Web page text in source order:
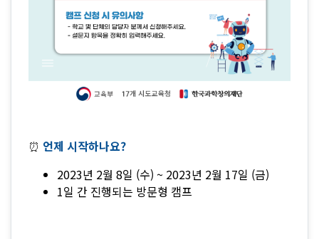
⏰ 언제 시작하나요?
2023년 2월 8일 (수) ~ 2023년 2월 17일 (금)
1일 간 진행되는 방문형 캠프